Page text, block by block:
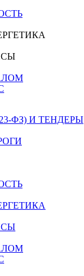
ФЗ) И ТЕНДЕРЫ